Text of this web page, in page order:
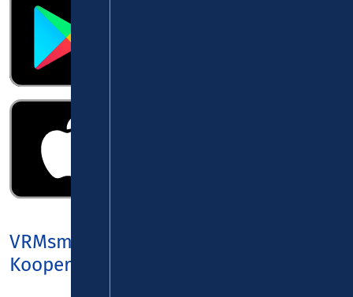
VRMsmart – das neue Tarifangebot in
Kooperation mit FAIRTIQ